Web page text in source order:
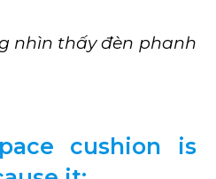
nhìn thấy đèn phanh
cushion is